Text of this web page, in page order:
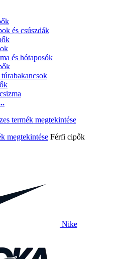
és csúszdák
és hótaposók
megtekintése Férfi cipők
Nike